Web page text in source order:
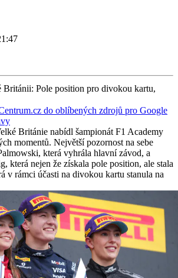
Británii: Pole position pro divokou kartu,
do oblíbených zdrojů pro Google
Británie nabídl šampionát F1 Academy
momentů. Největší pozornost na sebe
která vyhrála hlavní závod, a
která nejen že získala pole position, ale stala
v rámci účasti na divokou kartu stanula na